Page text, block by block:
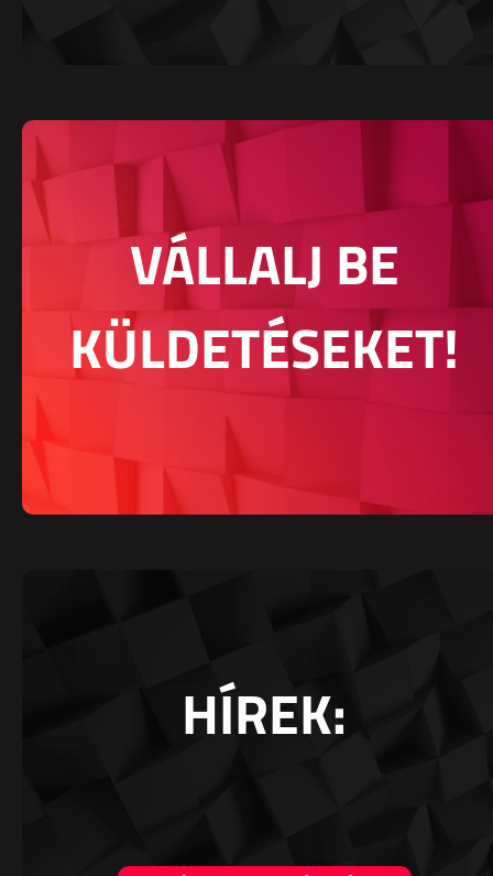
VÁLLALJ BE
KÜLDETÉSEKET!
HÍREK: